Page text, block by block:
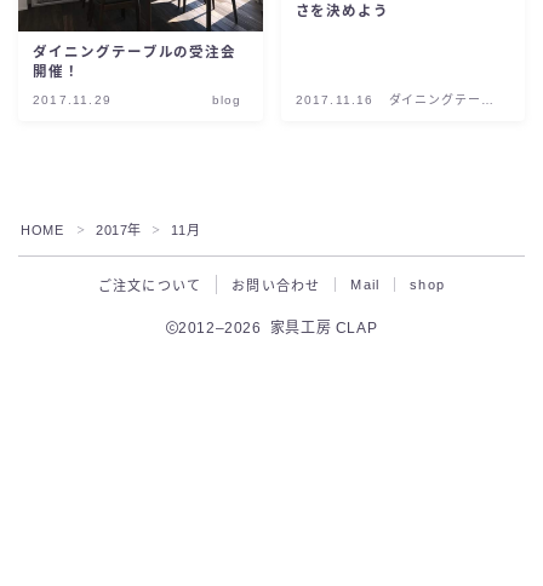
ダイニングテーブルの受注会
開催！
2017.11.29 blog
さを決めよう
2017.11.16
ダイニングテーブ
HOME ＞ 2017年 ＞ 11月
ご注文について お問い合わせ Mail shop
2012–2026 家具工房 CLAP